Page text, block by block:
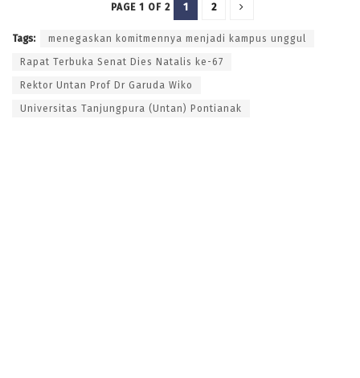
PAGE 1 OF 2 1 2
Tags: menegaskan komitmennya menjadi kampus unggul
Rapat Terbuka Senat Dies Natalis ke-67
Rektor Untan Prof Dr Garuda Wiko
Universitas Tanjungpura (Untan) Pontianak